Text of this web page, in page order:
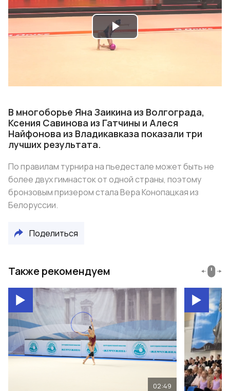
Play
В многоборье Яна Заикина из Волгограда,
Ксения Савинова из Гатчины и Алеся
Найфонова из Владикавказа показали три
лучших результата.
По правилам турнира на пьедестале может быть не
более двух гимнасток от одной страны, поэтому
бронзовым призером стала Вера Конопацкая из
Белоруссии.
Поделиться
Также рекомендуем
02:49